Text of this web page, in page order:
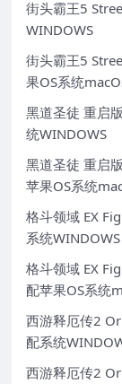
街头霸王5
WINDOWS
街头霸王5
果OS系统
黑道圣徒 重启
统WINDOWS
黑道圣徒 重启
苹果OS系统
格斗领域 EX
系统WINDOWS
格斗领域 EX
配苹果OS系统
西游释厄传2
配系统
西游释厄传2